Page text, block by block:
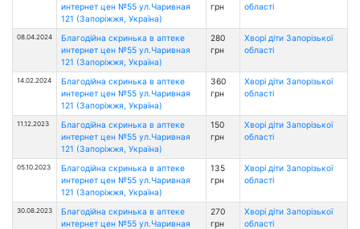
интернет цен №55 ул.Чаривная
121 (Запоріжжя, Україна)
грн
області
08.04.2024
Благодійна скринька в аптеке
интернет цен №55 ул.Чаривная
121 (Запоріжжя, Україна)
280
грн
Хворі діти Запорізької
області
14.02.2024
Благодійна скринька в аптеке
интернет цен №55 ул.Чаривная
121 (Запоріжжя, Україна)
360
грн
Хворі діти Запорізької
області
11.12.2023
Благодійна скринька в аптеке
интернет цен №55 ул.Чаривная
121 (Запоріжжя, Україна)
150
грн
Хворі діти Запорізької
області
05.10.2023
Благодійна скринька в аптеке
интернет цен №55 ул.Чаривная
121 (Запоріжжя, Україна)
135
грн
Хворі діти Запорізької
області
30.08.2023
Благодійна скринька в аптеке
интернет цен №55 ул.Чаривная
270
грн
Хворі діти Запорізької
області